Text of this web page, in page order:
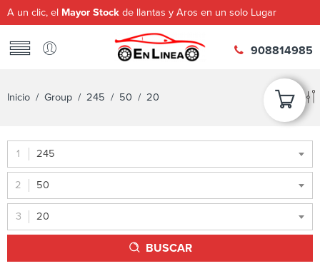
A un clic, el Mayor Stock de llantas y Aros en un solo Lugar
908814985
Inicio / Group / 245 / 50 / 20
245
50
20
BUSCAR